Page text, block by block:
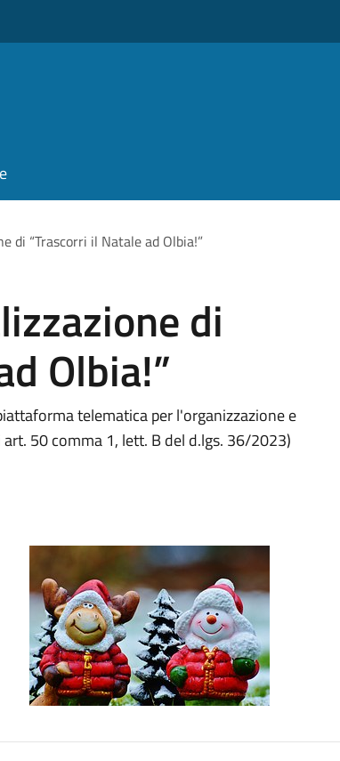
di “Trascorri il Natale ad Olbia!”
di
Olbia!”
telematica per l'organizzazione e
art. 50 comma 1, lett. B del d.lgs. 36/2023)